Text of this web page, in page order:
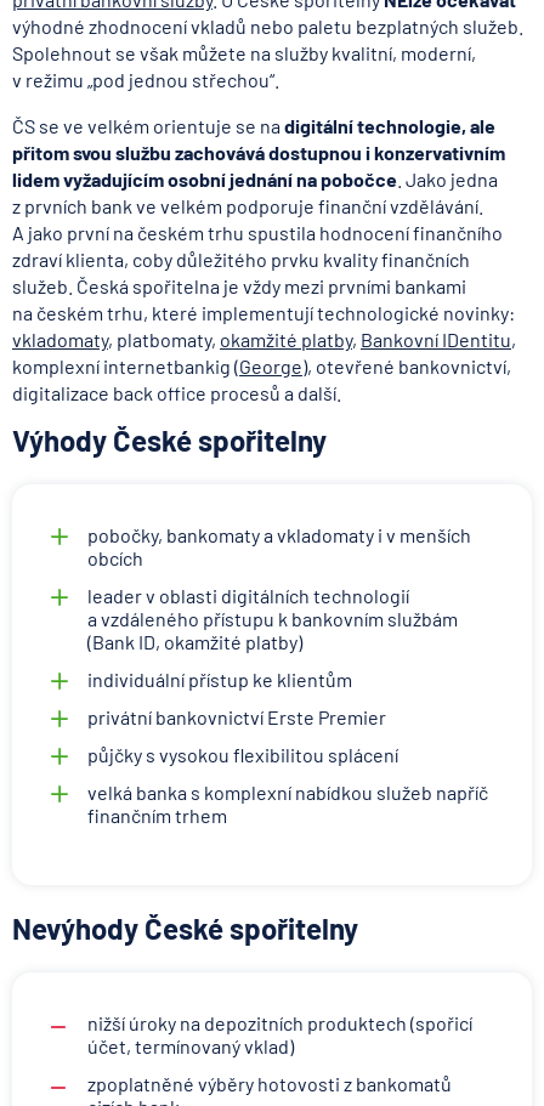
výhodné zhodnocení vkladů nebo paletu bezplatných služeb.
Spolehnout se však můžete na služby kvalitní, moderní,
v režimu „pod jednou střechou“.
ČS se ve velkém orientuje se na digitální technologie, ale
přitom svou službu zachovává dostupnou i konzervativním
lidem vyžadujícím osobní jednání na pobočce . Jako jedna
z prvních bank ve velkém podporuje finanční vzdělávání.
A jako první na českém trhu spustila hodnocení finančního
zdraví klienta, coby důležitého prvku kvality finančních
služeb. Česká spořitelna je vždy mezi prvními bankami
na českém trhu, které implementují technologické novinky:
vkladomaty, platbomaty, okamžité platby, Bankovní IDentitu,
komplexní internetbankig (George), otevřené bankovnictví,
digitalizace back office procesů a další.
Výhody České spořitelny
pobočky, bankomaty a vkladomaty i v menších
obcích
leader v oblasti digitálních technologií
a vzdáleného přístupu k bankovním službám
(Bank ID, okamžité platby)
individuální přístup ke klientům
privátní bankovnictví Erste Premier
půjčky s vysokou flexibilitou splácení
velká banka s komplexní nabídkou služeb napříč
finančním trhem
Nevýhody České spořitelny
nižší úroky na depozitních produktech (spořicí
účet, termínovaný vklad)
zpoplatněné výběry hotovosti z bankomatů